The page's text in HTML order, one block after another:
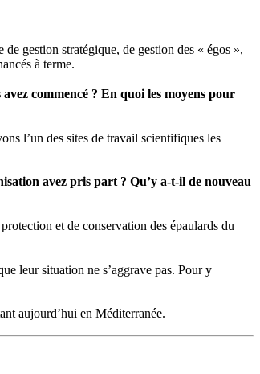
gestion stratégique, de gestion des « égos »,
à terme.
commencé ? En quoi les moyens pour
l’un des sites de travail scientifiques les
avez pris part ? Qu’y a-t-il de nouveau
et de conservation des épaulards du
leur situation ne s’aggrave pas. Pour y
aujourd’hui en Méditerranée.